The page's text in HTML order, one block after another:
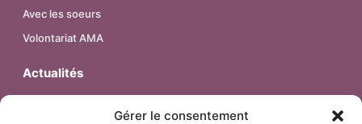
Gérer le consentement
Avec les soeurs
Volontariat AMA
Actualités